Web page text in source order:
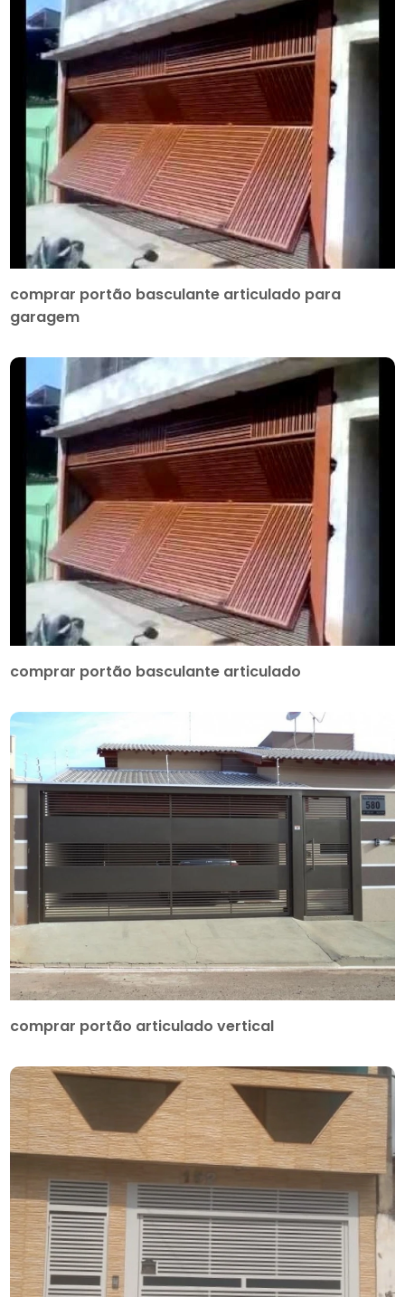
comprar portão basculante articulado para
garagem
comprar portão basculante articulado
comprar portão articulado vertical